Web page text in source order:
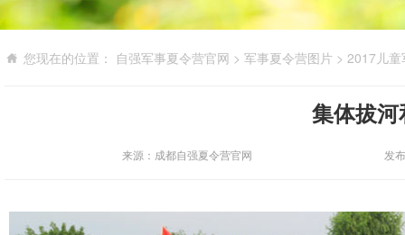
您现在的位置： 自强军事夏令营官网 > 军事夏令营图片 > 2017儿童
集体拔
来源：成都自强夏令营官网 发